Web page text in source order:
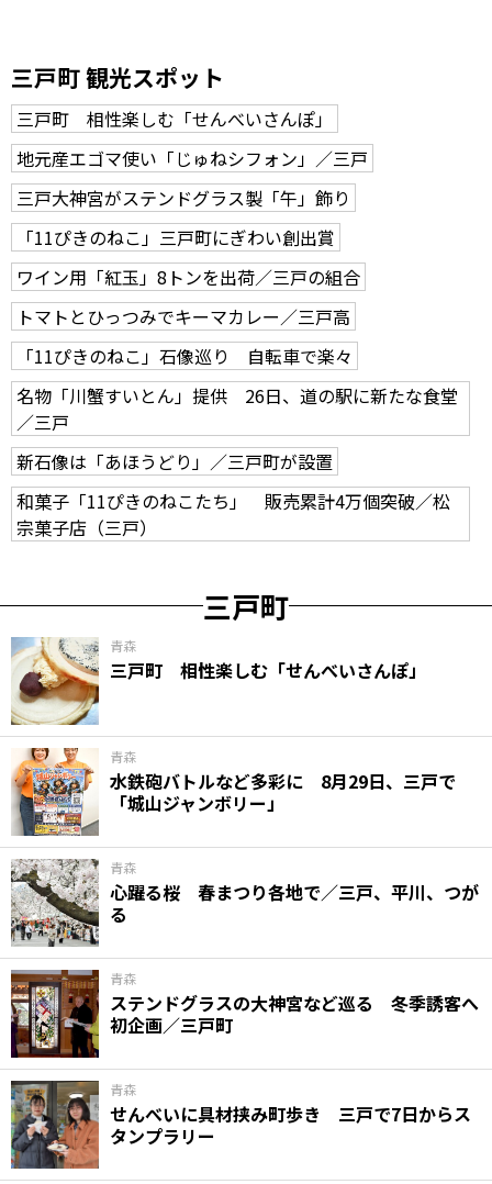
三戸町 観光スポット
三戸町 相性楽しむ「せんべいさんぽ」
地元産エゴマ使い「じゅねシフォン」／三戸
三戸大神宮がステンドグラス製「午」飾り
「11ぴきのねこ」三戸町にぎわい創出賞
ワイン用「紅玉」8トンを出荷／三戸の組合
トマトとひっつみでキーマカレー／三戸高
「11ぴきのねこ」石像巡り 自転車で楽々
名物「川蟹すいとん」提供 26日、道の駅に新たな食堂
／三戸
新石像は「あほうどり」／三戸町が設置
和菓子「11ぴきのねこたち」 販売累計4万個突破／松
宗菓子店（三戸）
三戸町
青森
三戸町 相性楽しむ「せんべいさんぽ」
青森
水鉄砲バトルなど多彩に 8月29日、三戸で
「城山ジャンボリー」
青森
心躍る桜 春まつり各地で／三戸、平川、つが
る
青森
ステンドグラスの大神宮など巡る 冬季誘客へ
初企画／三戸町
青森
せんべいに具材挟み町歩き 三戸で7日からス
タンプラリー